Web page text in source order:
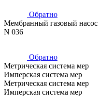
Обратно
Мембранный газовый насос
N 036
Обратно
Метрическая система мер
Имперская система мер
Метрическая система мер
Имперская система мер